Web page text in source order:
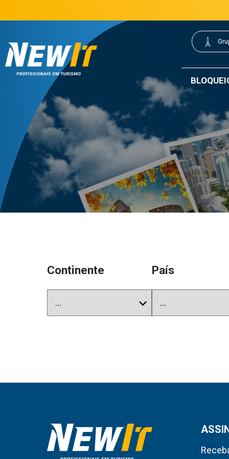
NewIt - Profissionais em Turismo
Continente País